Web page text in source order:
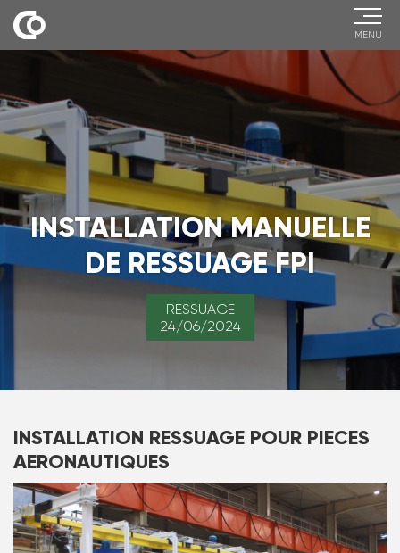
MENU
INSTALLATION MANUELLE
DE RESSUAGE FPI
RESSUAGE
24/06/2024
INSTALLATION RESSUAGE POUR PIECES
AERONAUTIQUES